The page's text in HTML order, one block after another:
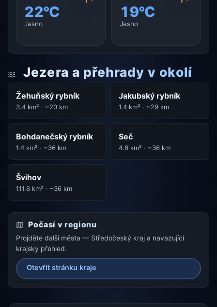
22°C
Jasno
19°C
Jasno
Jezera a přehrady v okolí
Žehuňský rybník
3.4 km² · ~20 km
Jakubský rybník
1.4 km² · ~29 km
Bohdanečský rybník
1.4 km² · ~36 km
Seč
4.6 km² · ~36 km
Švihov
111.6 km² · ~36 km
Počasí v regionu
Projděte další města — Středočeský kraj a navazující
krajský přehled.
Otevřít stránku kraje